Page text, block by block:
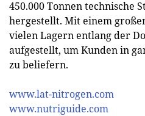
450.000 Tonnen technische
hergestellt. Mit einem
vielen Lagern entlang der
aufgestellt, um Kunden in
zu beliefern.
www.lat-nitrogen.com
www.nutriguide.com